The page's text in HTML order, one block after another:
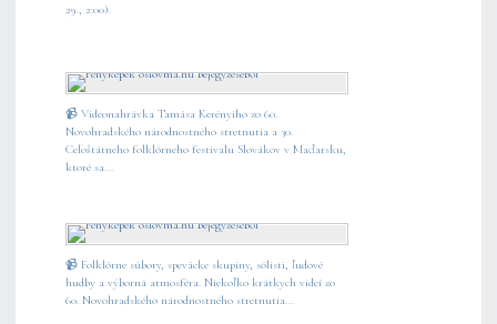
29., 2:00).
📹 Videonahrávka Tamása Kerényiho zo 60.
Novohradského národnostného stretnutia a 30.
Celoštátneho folklórneho festivalu Slovákov v Maďarsku,
ktoré sa...
📹 Folklórne súbory, spevácke skupiny, sólisti, ľudové
hudby a výborná atmosféra. Niekoľko krátkych videí zo
60. Novohradského národnostného stretnutia...